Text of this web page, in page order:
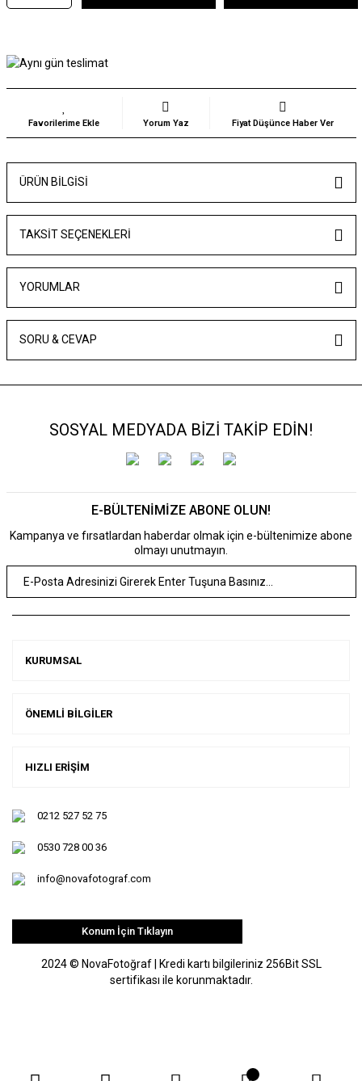
Yorum Yaz Fiyat Düşünce Haber Ver
ÜRÜN BILGISI
TAKSIT SEÇENEKLERI
YORUMLAR
SORU & CEVAP
SOSYAL MEDYADA BİZİ TAKİP EDİN!
E-BÜLTENİMİZE ABONE OLUN!
Kampanya ve fırsatlardan haberdar olmak için e-bültenimize abone
olmayı unutmayın.
KURUMSAL
ÖNEMLİ BİLGİLER
HIZLI ERİŞİM
0212 527 52 75
0530 728 00 36
info@novafotograf.com
Konum İçin Tıklayın
2024 © NovaFotoğraf | Kredi kartı bilgileriniz 256Bit SSL
sertifikası ile korunmaktadır.